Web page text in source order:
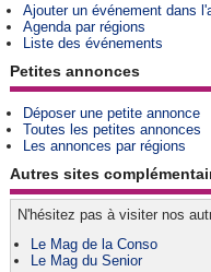
Ajouter un événement dans
Agenda par régions
Liste des événements
Petites annonces
Déposer une petite annonce
Toutes les petites annonces
Les annonces par régions
Autres sites
N'hésitez pas à visiter nos
Le Mag de la Conso
Le Mag du Senior